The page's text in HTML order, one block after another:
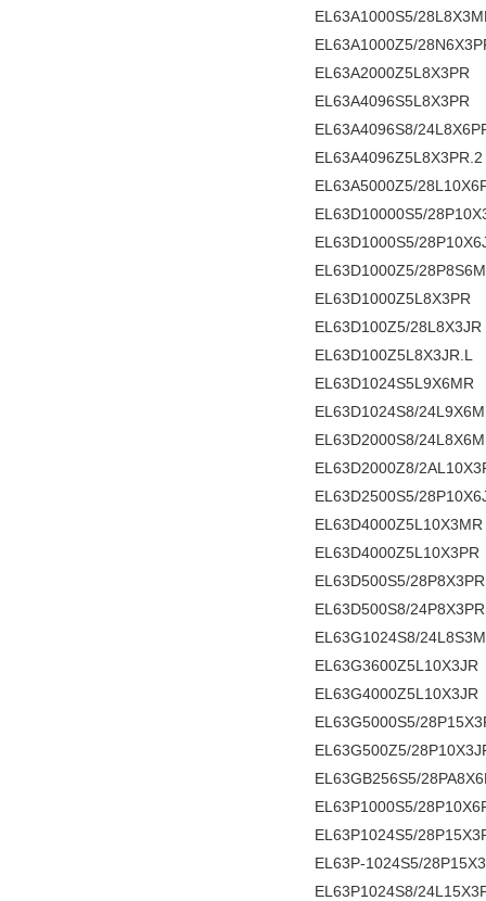
EL63A1000S5/
EL63A1000Z5/
EL63A2000Z5L8X3PR
EL63A4096S5L8X3PR
EL63A4096S8/
EL63A4096Z5L8X3PR.2
EL63A5000Z5/
EL63D10000S5/
EL63D1000S5/
EL63D1000Z5/
EL63D1000Z5L8X3PR
EL63D100Z5/28L8X3JR
EL63D100Z5L8X3JR.L
EL63D1024S5L9X6MR
EL63D1024S8/
EL63D2000S8/
EL63D2000Z8/
EL63D2500S5/
EL63D4000Z5L10X3MR
EL63D4000Z5L10X3PR
EL63D500S5/28P8X3PR
EL63D500S8/24P8X3PR
EL63G1024S8/
EL63G3600Z5L10X3JR
EL63G4000Z5L10X3JR
EL63G5000S5/
EL63G500Z5/
EL63GB256S5/
EL63P1000S5/
EL63P1024S5/
EL63P-1024S5/
EL63P1024S8/